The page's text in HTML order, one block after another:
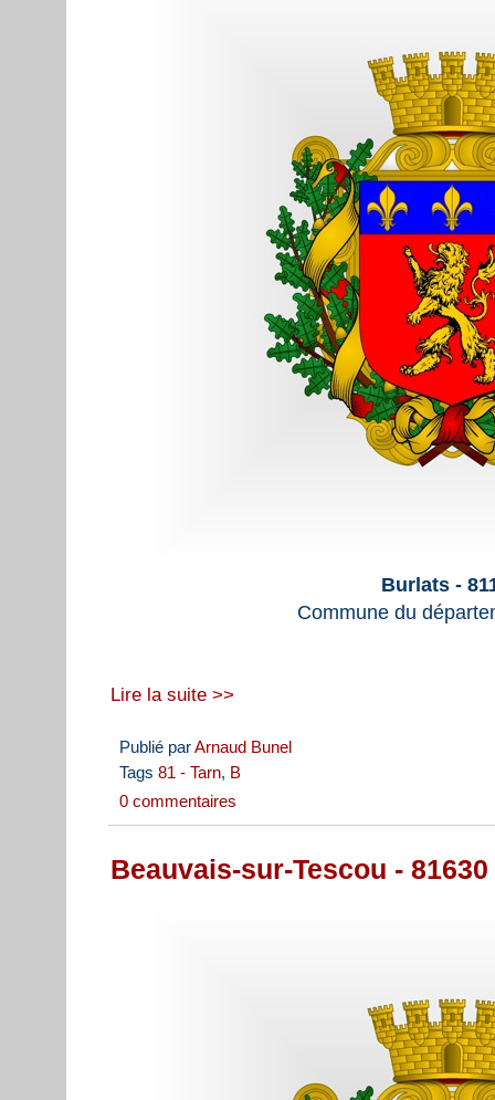
Burlats -
Commune du
Lire la suite >>
Publié parArnaud Bunel
Tags 81 - Tarn, B
0 commentaires
Beauvais-sur-Tescou - 81630